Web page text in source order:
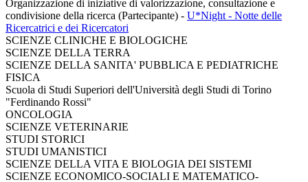
Organizzazione di iniziative di valorizzazione, consultazione e
condivisione della ricerca (Partecipante) - U*Night - Notte delle
Ricercatrici e dei Ricercatori
SCIENZE CLINICHE E BIOLOGICHE
SCIENZE DELLA TERRA
SCIENZE DELLA SANITA' PUBBLICA E PEDIATRICHE
FISICA
Scuola di Studi Superiori dell'Università degli Studi di Torino
"Ferdinando Rossi"
ONCOLOGIA
SCIENZE VETERINARIE
STUDI STORICI
STUDI UMANISTICI
SCIENZE DELLA VITA E BIOLOGIA DEI SISTEMI
SCIENZE ECONOMICO-SOCIALI E MATEMATICO-